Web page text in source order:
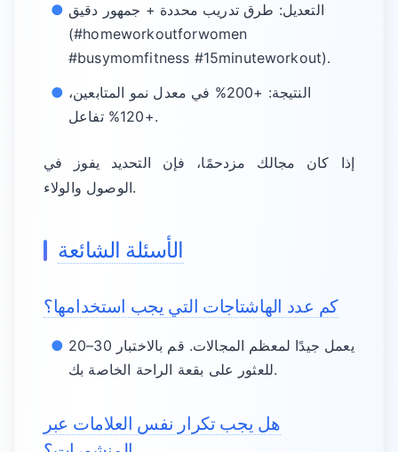
التعديل: طرق تدريب محددة + جمهور دقيق
(#homeworkoutforwomen
#busymomfitness #15minuteworkout).
النتيجة: +200% في معدل نمو المتابعين،
+120% تفاعل.
إذا كان مجالك مزدحمًا، فإن التحديد يفوز في
الوصول والولاء.
الأسئلة الشائعة
كم عدد الهاشتاجات التي يجب استخدامها؟
20–30 يعمل جيدًا لمعظم المجالات. قم بالاختبار
للعثور على بقعة الراحة الخاصة بك.
هل يجب تكرار نفس العلامات عبر